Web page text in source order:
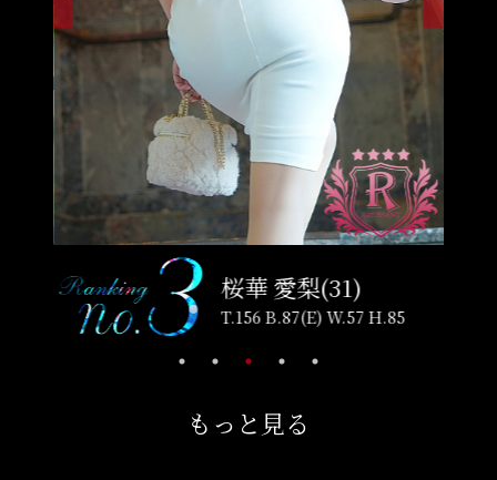
桜華 愛梨(31)
T.156 B.87(E) W.57 H.85
もっと見る